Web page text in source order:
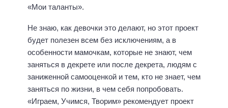
«Мои таланты».
Не знаю, как девочки это делают, но этот проект
будет полезен всем без исключениям, а в
особенности мамочкам, которые не знают, чем
заняться в декрете или после декрета, людям с
заниженной самооценкой и тем, кто не знает, чем
заняться по жизни, в чем себя попробовать.
«Играем, Учимся, Творим» рекомендует проект